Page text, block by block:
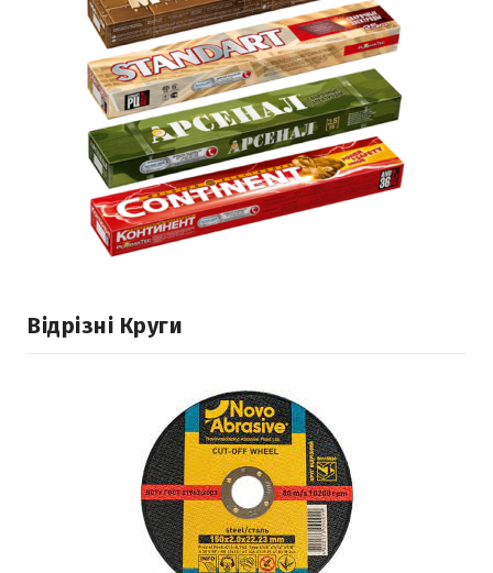
Відрізні Круги